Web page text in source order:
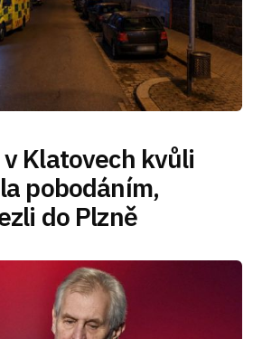
Klatovech kvůli
pobodáním,
do Plzně